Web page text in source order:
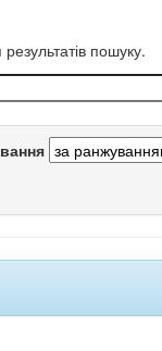
пошуку.